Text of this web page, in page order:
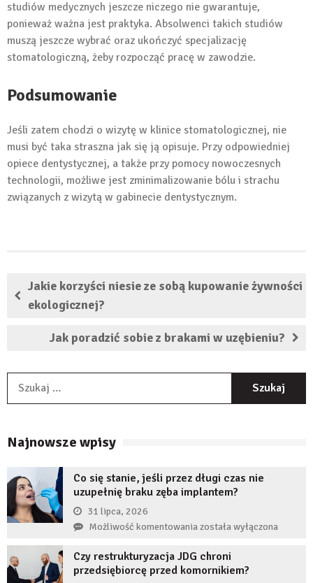
studiów medycznych jeszcze niczego nie gwarantuje,
ponieważ ważna jest praktyka. Absolwenci takich studiów
muszą jeszcze wybrać oraz ukończyć specjalizację
stomatologiczną, żeby rozpocząć pracę w zawodzie.
Podsumowanie
Jeśli zatem chodzi o wizytę w klinice stomatologicznej, nie
musi być taka straszna jak się ją opisuje. Przy odpowiedniej
opiece dentystycznej, a także przy pomocy nowoczesnych
technologii, możliwe jest zminimalizowanie bólu i strachu
związanych z wizytą w gabinecie dentystycznym.
Jakie korzyści niesie ze sobą kupowanie żywności
ekologicznej?
Jak poradzić sobie z brakami w uzębieniu?
Najnowsze wpisy
Co się stanie, jeśli przez długi czas nie
uzupełnię braku zęba implantem?
31 lipca, 2026
Możliwość komentowaniaCo
stanie,
jeśli
została wyłączona
Czy restrukturyzacja JDG chroni
przedsiębiorcę przed komornikiem?